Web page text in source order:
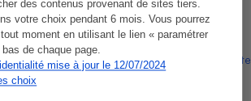
des contenus provenant de sites tiers.
votre choix pendant 6 mois. Vous pourrez
moment en utilisant le lien « paramétrer
de chaque page.
mise à jour le 12/07/2024
choix
ou services est représentative du marché,
À l’exception des autorisations données
conformément aux règles de
La Note
aucune relation contractuelle entre Que
professionnels référencés.